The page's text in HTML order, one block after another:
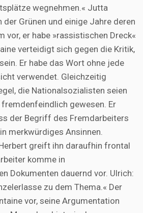
wegnehmen.« Jutta
Grünen und einige Jahre deren
vor, er habe »rassistischen Dreck«
verteidigt sich gegen die Kritik,
Er habe das Wort ohne jede
verwendet. Gleichzeitig
die Nationalsozialisten seien
gewesen. Er
der Begriff des Fremdarbeiters
merkwürdiges Ansinnen.
greift ihn daraufhin frontal
komme in
Dokumenten dauernd vor. Ulrich:
zu dem Thema.« Der
vor, seine Argumentation